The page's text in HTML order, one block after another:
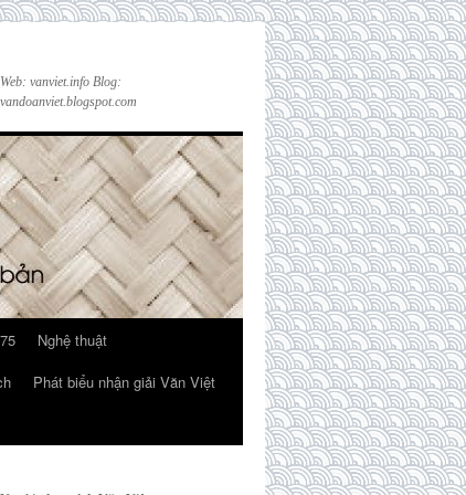
Web: vanviet.info Blog:
vandoanviet.blogspot.com
Nghệ thuật
Phát biểu nhận giải Văn Việt